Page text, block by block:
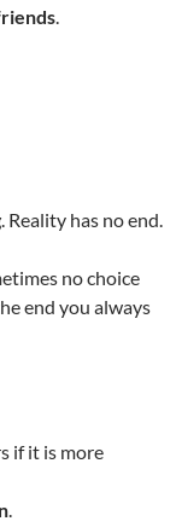
.
. Reality has no end.
no choice
end you always
if it is more
.